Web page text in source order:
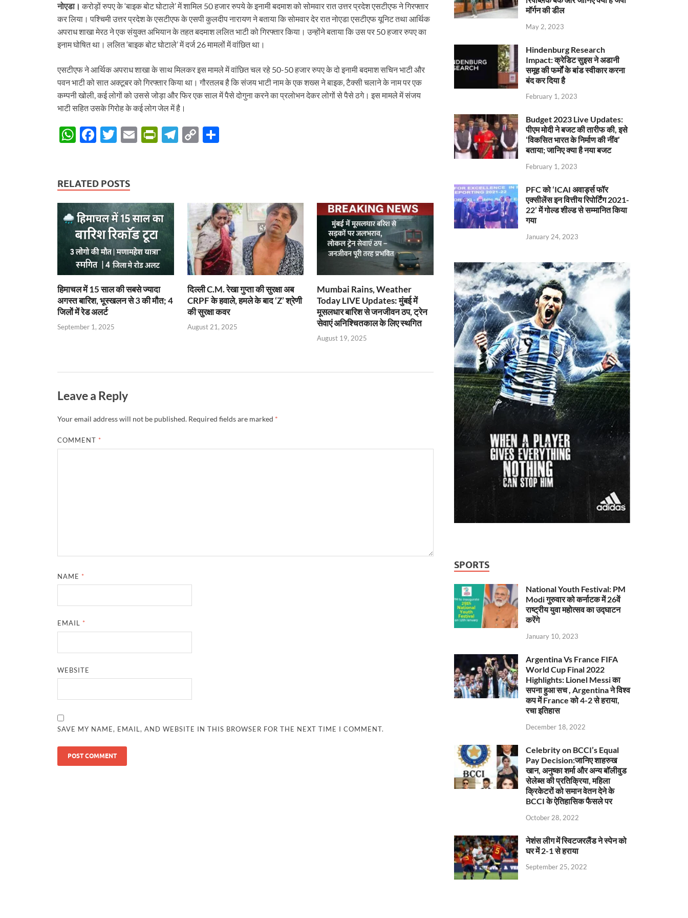
नोएडा। करोड़ों रुपए के ‘बाइक बोट घोटाले’ में शामिल 50 हजार रुपये के इनामी बदमाश को सोमवार रात उत्तर प्रदेश एसटीएफ ने गिरफ्तार
कर लिया। पश्चिमी उत्तर प्रदेश के एसटीएफ के एसपी कुलदीप नारायण ने बताया कि सोमवार देर रात नोएडा एसटीएफ यूनिट तथा आर्थिक
अपराध शाखा मेरठ ने एक संयुक्त अभियान के तहत बदमाश ललित भाटी को गिरफ्तार किया। उन्होंने बताया कि उस पर 50 हजार रुपए का
इनाम घोषित था। ललित ‘बाइक बोट घोटाले’ में दर्ज 26 मामलों में वांछित था।
एसटीएफ ने आर्थिक अपराध शाखा के साथ मिलकर इस मामले में वांछित चल रहे 50-50 हजार रुपए के दो इनामी बदमाश सचिन भाटी और
पवन भाटी को सात अक्टूबर को गिरफ्तार किया था। गौरतलब है कि संजय भाटी नाम के एक शख्स ने बाइक, टैक्सी चलाने के नाम पर एक
कम्पनी खोली, कई लोगों को उससे जोड़ा और फिर एक साल में पैसे दोगुना करने का प्रलोभन देकर लोगों से पैसे ठगे। इस मामले में संजय
भाटी सहित उसके गिरोह के कई लोग जेल में है।
W
s
A
p
p
F
b
o
o
k
T
er
E
P
ie
n
dl
y
T
m
C
Li
n
k
RELATED POSTS
हिमाचल में 15 साल की सबसे ज्यादा
अगस्त बारिश, भूस्खलन से 3 की मौत; 4
जिलों में रेड अलर्ट
September 1, 2025
दिल्ली C.M. रेखा गुप्ता की सुरक्षा अब
CRPF के हवाले, हमले के बाद ‘Z’ श्रेणी
की सुरक्षा कवर
August 21, 2025
Mumbai Rains, Weather
Today LIVE Updates: मुंबई में
मूसलधार बारिश से जनजीवन ठप, ट्रेन
सेवाएं अनिश्चितकाल के लिए स्थगित
August 19, 2025
Leave a Reply
Your email address will not be published. Required fields are marked *
COMMENT *
NAME *
EMAIL *
WEBSITE
SAVE MY NAME, EMAIL, AND WEBSITE IN THIS BROWSER FOR THE NEXT TIME I COMMENT.
मॉर्गन की डील
May 2, 2023
Hindenburg Research
Impact: क्रेडिट सुइस ने अडानी
समूह की फर्मों के बांड स्वीकार करना
बंद कर दिया है
February 1, 2023
Budget 2023 Live Updates:
पीएम मोदी ने बजट की तारीफ की, इसे
‘विकसित भारत के निर्माण की नींव’
बताया; जानिए क्या है नया बजट
February 1, 2023
PFC को ‘ICAI अवार्ड्स फॉर
एक्सीलेंस इन वित्तीय रिपोर्टिंग 2021-
22’ में गोल्ड शील्ड से सम्मानित किया
गया
January 24, 2023
SPORTS
National Youth Festival: PM
Modi गुरुवार को कर्नाटक में 26वें
राष्ट्रीय युवा महोत्सव का उद्घाटन
करेंगे
January 10, 2023
Argentina Vs France FIFA
World Cup Final 2022
Highlights: Lionel Messi का
सपना हुआ सच , Argentina ने विश्व
कप में France को 4-2 से हराया,
रचा इतिहास
December 18, 2022
Celebrity on BCCI’s Equal
Pay Decision:जानिए शाहरुख
खान, अनुष्का शर्मा और अन्य बॉलीवुड
सेलेब्स की प्रतिक्रिया, महिला
क्रिकेटरों को समान वेतन देने के
BCCI के ऐतिहासिक फैसले पर
October 28, 2022
नेशंस लीग में स्विटजरलैंड ने स्पेन को
घर में 2-1 से हराया
September 25, 2022